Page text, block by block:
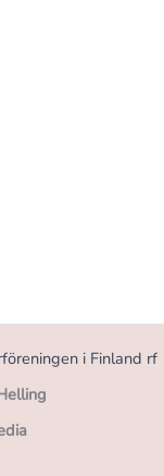
i Finland rf